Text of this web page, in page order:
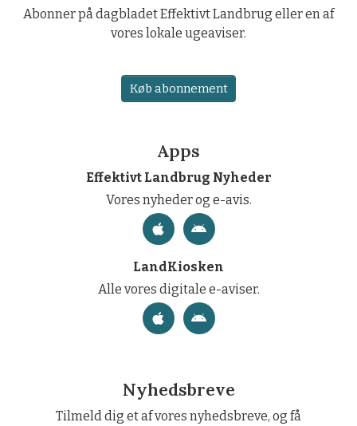
Abonner på dagbladet Effektivt Landbrug eller en af
vores lokale ugeaviser.
Køb abonnement
Apps
Effektivt Landbrug Nyheder
Vores nyheder og e-avis.
LandKiosken
Alle vores digitale e-aviser.
Nyhedsbreve
Tilmeld dig et af vores nyhedsbreve, og få